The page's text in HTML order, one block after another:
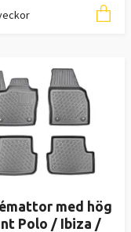
med hög
Polo / Ibiza /